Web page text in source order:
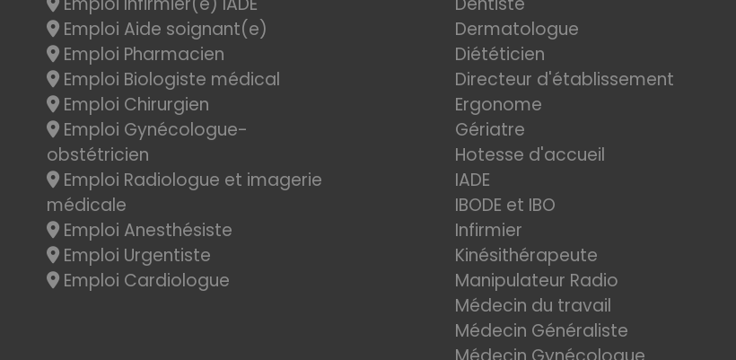
Emploi Aide soignant(e)
Emploi Pharmacien
Emploi Biologiste médical
Emploi Chirurgien
Emploi Gynécologue-
obstétricien
Emploi Radiologue et imagerie
médicale
Emploi Anesthésiste
Emploi Urgentiste
Emploi Cardiologue
Dermatologue
Diététicien
Directeur d'établissement
Ergonome
Gériatre
Hotesse d'accueil
IADE
IBODE et IBO
Infirmier
Kinésithérapeute
Manipulateur Radio
Médecin du travail
Médecin Généraliste